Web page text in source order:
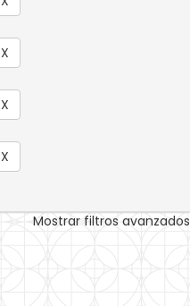
Mostrar filtros avanzados